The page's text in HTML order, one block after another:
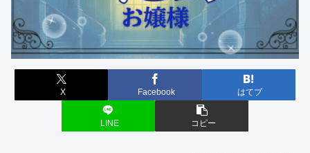
X Facebook はてブ
LINE コピー